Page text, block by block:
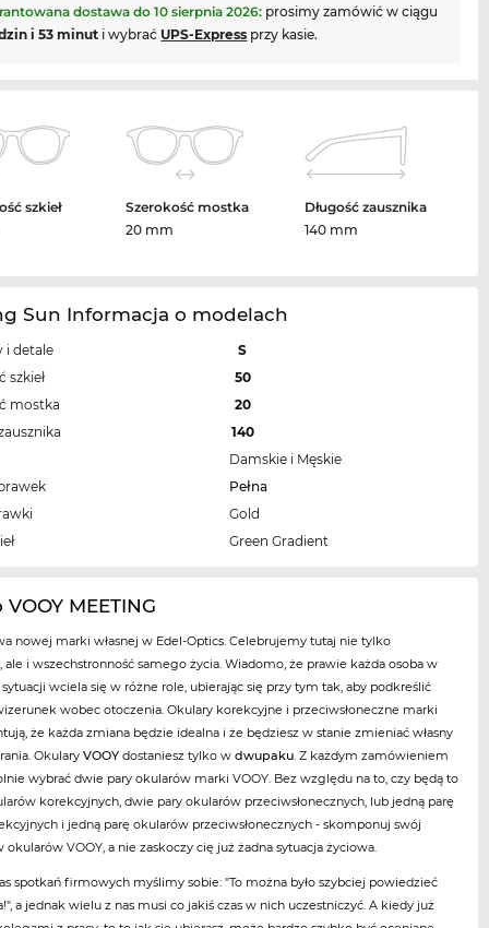
dostawa do10 sierpnia 2026: prosimy zamówić w ciągu
i 53 minut i wybrać UPS-Express przy kasie.
szkieł
Szerokość mostka
20 mm
Długość zausznika
140 mm
Sun Informacja o modelach
i detale
S
szkieł
50
mostka
20
140
Damskie i Męskie
Pełna
Gold
Green Gradient
MEETING
nowej marki własnej w Edel-Optics. Celebrujemy tutaj nie tylko
ale i wszechstronność samego życia. Wiadomo, że prawie każda osoba w
wciela się w różne role, ubierając się przy tym tak, aby podkreślić
wobec otoczenia. Okulary korekcyjne i przeciwsłoneczne marki
że każda zmiana będzie idealna i że będziesz w stanie zmieniać własny
OkularyVOOY dostaniesz tylko wdwupaku . Z każdym zamówieniem
wybrać dwie pary okularów marki VOOY. Bez względu na to, czy będą to
korekcyjnych, dwie pary okularów przeciwsłonecznych, lub jedną parę
i jedną parę okularów przeciwsłonecznych - skomponuj swój
okularów VOOY, a nie zaskoczy cię już żadna sytuacja życiowa.
spotkań firmowych myślimy sobie: "To można było szybciej powiedzieć
a jednak wielu z nas musi co jakiś czas w nich uczestniczyć. A kiedy już